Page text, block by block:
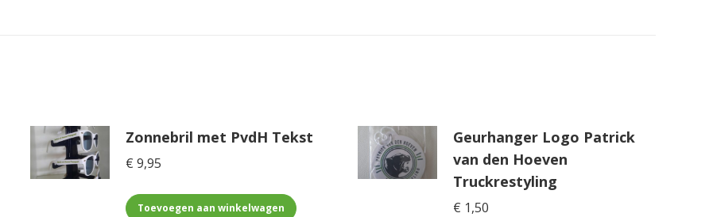
Zonnebril met PvdH Tekst
€ 9,95
Toevoegen aan winkelwagen
Geurhanger Logo Patrick
van den Hoeven
Truckrestyling
€ 1,50